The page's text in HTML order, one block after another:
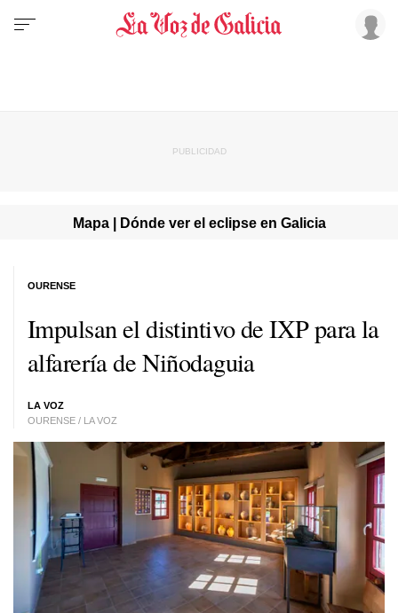
Mapa | Dónde ver el eclipse en Galicia
Impulsan el distintivo de IXP para la
alfarería de Niñodaguia
LA VOZ
OURENSE / LA VOZ
OURENSE